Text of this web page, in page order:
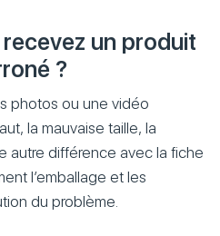
un produit
?
photos ou une vidéo
la mauvaise taille, la
autre différence avec la fiche
l’emballage et les
du problème.